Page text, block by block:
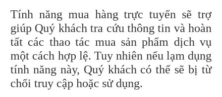
Tính năng mua hàng trực tuyến sẽ trợ
giúp Quý khách tra cứu thông tin và hoàn
tất các thao tác mua sản phẩm dịch vụ
một cách hợp lệ. Tuy nhiên nếu lạm dụng
tính năng này, Quý khách có thể sẽ bị từ
chối truy cập hoặc sử dụng.